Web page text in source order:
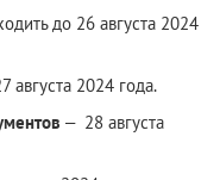
до 26 августа 2024
августа 2024 года.
– 28 августа